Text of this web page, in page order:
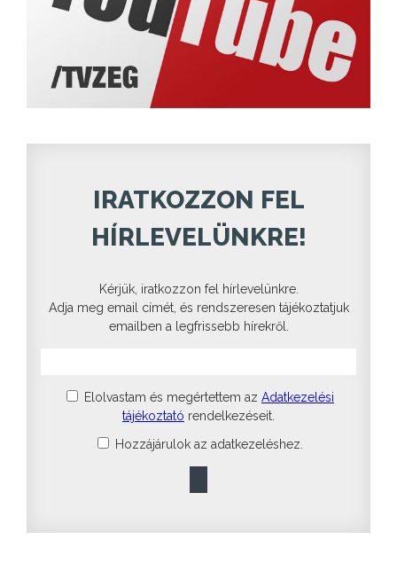
IRATKOZZON FEL
HÍRLEVELÜNKRE!
Kérjük, iratkozzon fel hírlevelünkre.
Adja meg email címét, és rendszeresen tájékoztatjuk
emailben a legfrissebb hírekről.
Elolvastam és megértettem az Adatkezelési
tájékoztató rendelkezéseit.
Hozzájárulok az adatkezeléshez.